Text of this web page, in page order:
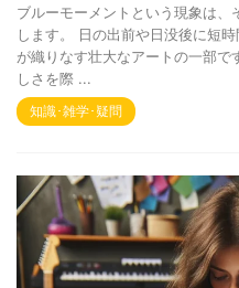
ブルーモーメントという現象は、
します。 日の出前や日没後に短
が織りなす壮大なアートの一部
しさを際 ...
知識･雑学･疑問